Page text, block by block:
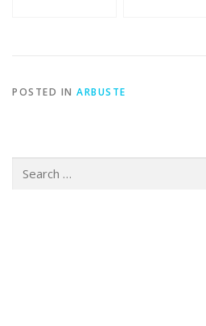
POSTED IN ARBUSTE
for: